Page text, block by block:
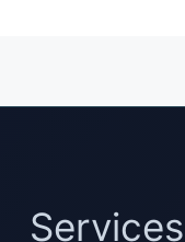
Services